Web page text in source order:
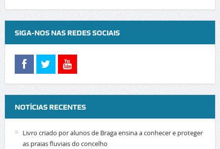
SIGA-NOS NAS REDES SOCIAIS
NOTÍCIAS RECENTES
Livro criado por alunos de Braga ensina a conhecer e proteger
as praias fluviais do concelho